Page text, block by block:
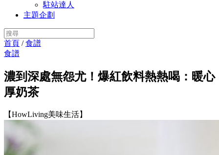
駐站達人
主題企劃
首頁 /食譜
食譜
濃到深處無怨尤！爆紅飲料熱熱喝：暖心
厚奶茶
【HowLiving美味生活】